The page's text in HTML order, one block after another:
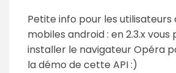
Petite info pour les utilisateurs
mobiles android : en 2.3.x vous
installer le navigateur Opéra
la démo de cette API :)